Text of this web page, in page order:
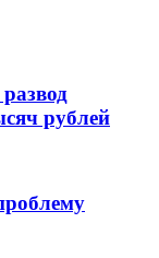
рублей